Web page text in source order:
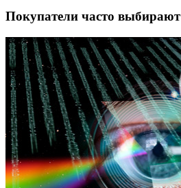
Покупатели часто выбирают